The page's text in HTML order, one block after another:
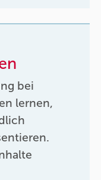
bei
lernen,